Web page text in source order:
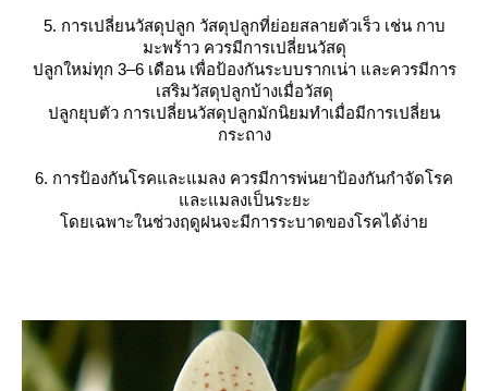
5. การเปลี่ยนวัสดุปลูก วัสดุปลูกที่ย่อยสลายตัวเร็ว เช่น กาบ
มะพร้าว ควรมีการเปลี่ยนวัสดุ
ปลูกใหม่ทุก 3–6 เดือน เพื่อป้องกันระบบรากเน่า และควรมีการ
เสริมวัสดุปลูกบ้างเมื่อวัสดุ
ปลูกยุบตัว การเปลี่ยนวัสดุปลูกมักนิยมทำเมื่อมีการเปลี่ยน
กระถาง
6. การป้องกันโรคและแมลง ควรมีการพ่นยาป้องกันกำจัดโรค
ละแมลงเป็นระยะ
ดยเฉพาะในช่วงฤดูฝนจะมีการระบาดของโรคได้ง่า